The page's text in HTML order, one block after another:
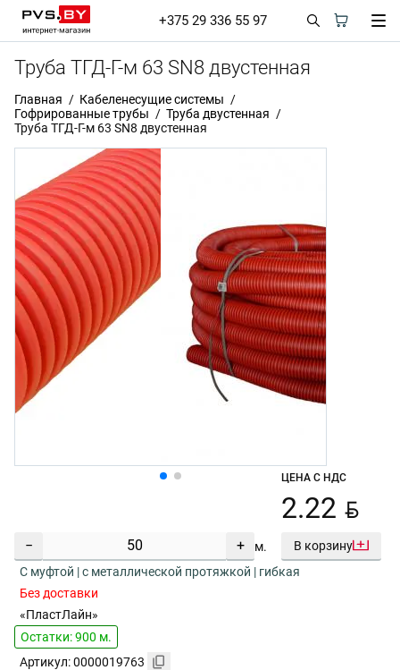
+375 29 336 55 97
Труба ТГД-Г-м 63 SN8 двустенная
Главная
Кабеленесущие системы
Гофрированные трубы
Труба двустенная
Труба ТГД-Г-м 63 SN8 двустенная
− + м.
ЦЕНА С НДС
2.22 BYN
В корзину
С муфтой | с металлической протяжкой | гибкая
Без доставки
«ПластЛайн»
Остатки: 900 м.
Артикул: 0000019763